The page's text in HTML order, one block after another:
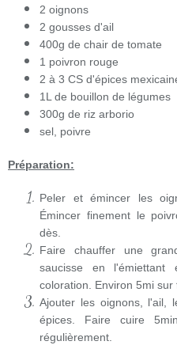
2 oignons
2 gousses d'ail
400g de chair de tomate
1 poivron rouge
2 à 3 CS d'épices
1L de bouillon de légumes
300g de riz arborio
sel, poivre
Préparation:
Peler et émincer les
Émincer finement le
dès.
Faire chauffer une
saucisse en
coloration. Environ 5mi
Ajouter les oignons, l'ail,
épices. Faire cuire
régulièrement.